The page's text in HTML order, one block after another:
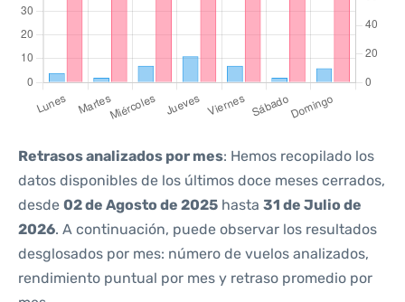
Retrasos analizados por mes: Hemos recopilado los
datos disponibles de los últimos doce meses cerrados,
desde 02 de Agosto de 2025 hasta 31 de Julio de
2026. A continuación, puede observar los resultados
desglosados por mes: número de vuelos analizados,
rendimiento puntual por mes y retraso promedio por